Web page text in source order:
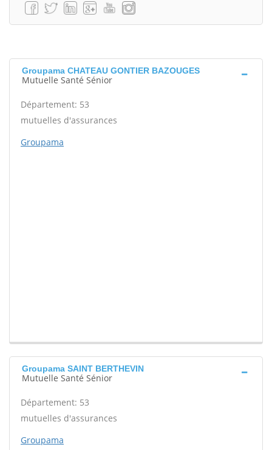
Groupama CHATEAU GONTIER BAZOUGES
Mutuelle Santé Sénior
Département: 53
mutuelles d'assurances
Groupama
Groupama SAINT BERTHEVIN
Mutuelle Santé Sénior
Département: 53
mutuelles d'assurances
Groupama